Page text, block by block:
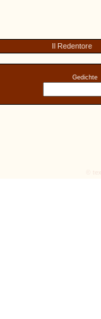
Il Redentore
Gedichte